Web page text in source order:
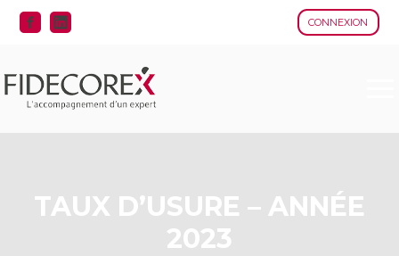
CONNEXION
Aller
TAUX D’USURE – ANNÉE
2023